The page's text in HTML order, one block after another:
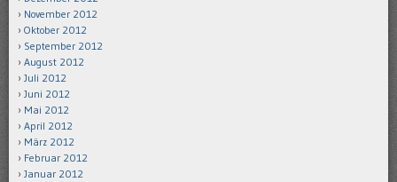
November 2012
Oktober 2012
September 2012
August 2012
Juli 2012
Juni 2012
Mai 2012
April 2012
März 2012
Februar 2012
Januar 2012